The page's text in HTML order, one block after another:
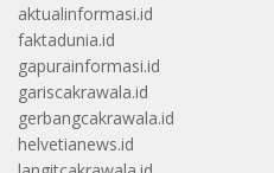
aktualinformasi.id
faktadunia.id
gapurainformasi.id
gariscakrawala.id
gerbangcakrawala.id
helvetianews.id